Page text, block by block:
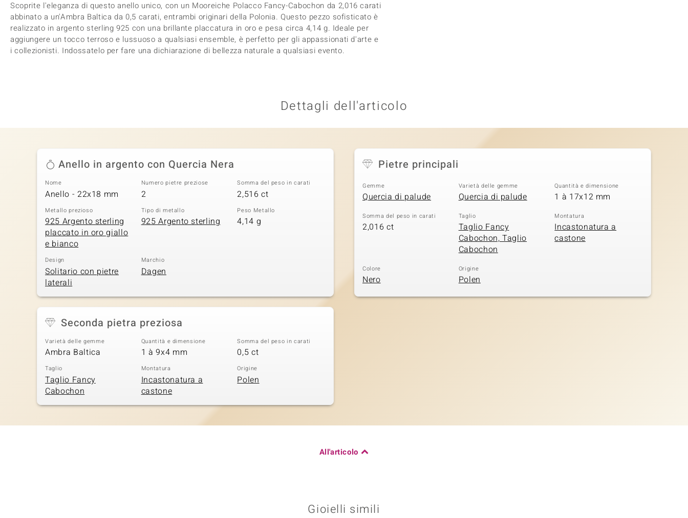
Scoprite l'eleganza di questo anello unico, con un Mooreiche Polacco Fancy-Cabochon da 2,016 carati
abbinato a un'Ambra Baltica da 0,5 carati, entrambi originari della Polonia. Questo pezzo sofisticato è
realizzato in argento sterling 925 con una brillante placcatura in oro e pesa circa 4,14 g. Ideale per
aggiungere un tocco terroso e lussuoso a qualsiasi ensemble, è perfetto per gli appassionati d'arte e
i collezionisti. Indossatelo per fare una dichiarazione di bellezza naturale a qualsiasi evento.
Dettagli dell'articolo
Anello in argento con Quercia Nera
Nome
Anello - 22x18 mm
Numero pietre preziose
2
Somma del peso in carati
2,516 ct
Metallo prezioso
925 Argento sterling
placcato in oro giallo
e bianco
Tipo di metallo
925 Argento sterling
Peso Metallo
4,14 g
Design
Solitario con pietre
laterali
Marchio
Dagen
Pietre principali
Gemme
Quercia di palude
Varietà delle gemme
Quercia di palude
Quantità e dimensione
1 à 17x12 mm
Somma del peso in carati
2,016 ct
Taglio
Taglio Fancy
Cabochon, Taglio
Cabochon
Montatura
Incastonatura a
castone
Colore
Nero
Origine
Polen
Seconda pietra preziosa
Varietà delle gemme
Ambra Baltica
Quantità e dimensione
1 à 9x4 mm
Somma del peso in carati
0,5 ct
Taglio
Taglio Fancy
Cabochon
Montatura
Incastonatura a
castone
Origine
Polen
All'articolo
Gioielli simili